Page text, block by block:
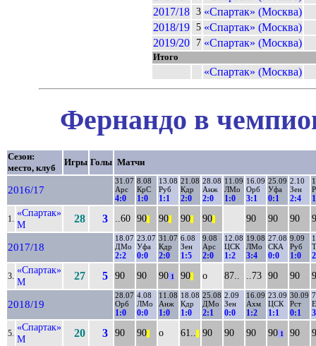
2017/18
3 «Спартак» (Москва)
2018/19
5 «Спартак» (Москва)
2019/20
7 «Спартак» (Москва)
Итого
«Спартак» (Москва)
Фернандо в
Сезон:
место, клуб
Игры Голы Матчи
2016/17
31.07
Арс
4:0
8.08
КрС
1:0
13.08
Руб
1:1
21.08
Кдр
2:0
28.08
Анж
2:0
11.09
ЛМо
1:0
16.09
Орб
3:1
25.09
Уфа
0:1
2.10
Зен
2:4
1.
«Спартак»
М
28 3 ..60 90 90 90 90 90 90 90
2017/18
18.07
ДМо
2:2
23.07
Уфа
0:0
31.07
Кдр
2:0
6.08
Зен
1:5
9.08
Арс
2:0
12.08
ЦСК
1:2
19.08
ЛМо
3:4
27.08
СКА
0:0
9.09
Руб
1:0
3.
«Спартак»
М
27 5 90 90 90 1 90 о 87.. ..73 90 90
2018/19
28.07
Орб
1:0
4.08
ЛМо
0:0
11.08
Анж
1:0
18.08
Кдр
1:0
25.08
ДМо
2:1
2.09
Зен
0:0
16.09
Ахм
1:2
23.09
ЦСК
1:1
30.09
Рст
0:1
5.
«Спартак»
М
20 3 90 90 о 61.. 90 90 90 90 1 90